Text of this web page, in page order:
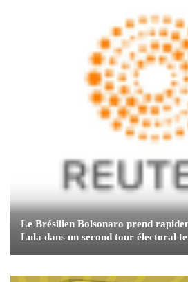
Le Brésilien Bolsonaro prend
Lula dans un second tour électoral